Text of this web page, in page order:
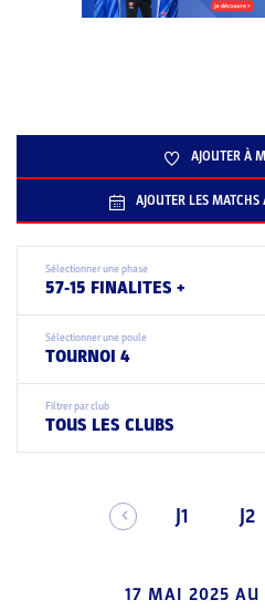
AJOUTER À
AJOUTER LES
Sélectionner une phase
57-15 FINALITES +
Sélectionner une poule
TOURNOI 4
Filtrer par club
TOUS LES CLUBS
J1 J2
17 MAI 2025 AU